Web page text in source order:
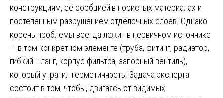
конструкциям, её сорбцией в пористых материалах и
постепенным разрушением отделочных слоёв. Однако
корень проблемы всегда лежит в первичном источнике
— в том конкретном элементе (труба, фитинг, радиатор,
гибкий шланг, корпус фильтра, запорный вентиль),
который утратил герметичность. Задача эксперта
состоит в том, чтобы, двигаясь от видимых